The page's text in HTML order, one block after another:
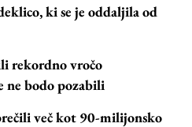
ki se je oddaljila od
rekordno vročo
ne bodo pozabili
več kot 90-milijonsko